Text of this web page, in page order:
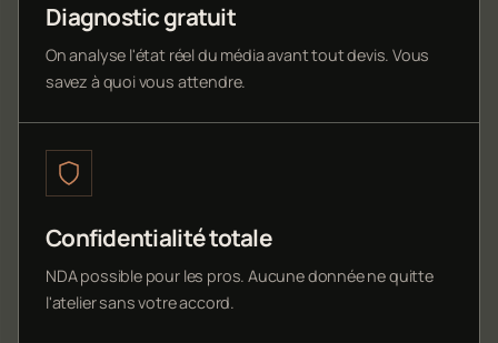
Diagnostic gratuit
On analyse l'état réel du média avant tout devis. Vous
savez à quoi vous attendre.
Confidentialité totale
NDA possible pour les pros. Aucune donnée ne quitte
l'atelier sans votre accord.